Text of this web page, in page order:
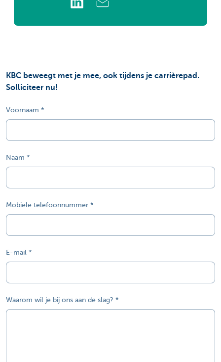
KBC beweegt met je mee, ook tijdens je carrièrepad.
Solliciteer nu!
Voornaam
Naam
Mobiele telefoonnummer
E-mail
Waarom wil je bij ons aan de slag?